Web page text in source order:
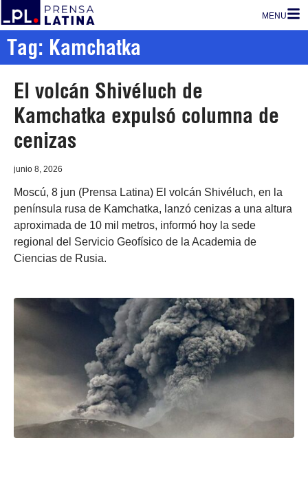
MENU
Tag: Kamchatka
El volcán Shivéluch de
Kamchatka expulsó columna de
cenizas
junio 8, 2026
Moscú, 8 jun (Prensa Latina) El volcán Shivéluch, en la
península rusa de Kamchatka, lanzó cenizas a una altura
aproximada de 10 mil metros, informó hoy la sede
regional del Servicio Geofísico de la Academia de
Ciencias de Rusia.